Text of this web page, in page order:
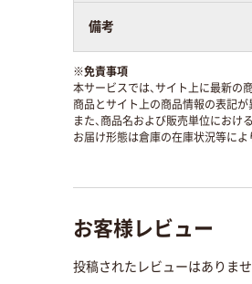
備考
※免責事項
本サービスでは、サイト上に最新の
商品とサイト上の商品情報の表記が
また、商品名および販売単位におけ
お届け形態は倉庫の在庫状況等によ
お客様レビュー
投稿されたレビューはありま